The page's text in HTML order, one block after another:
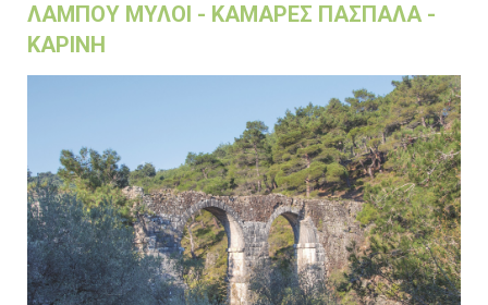
ΛΑΜΠΟΥ ΜΥΛΟΙ - ΚΑΜΑΡΕΣ ΠΑΣΠΑΛΑ -
ΚΑΡΙΝΗ